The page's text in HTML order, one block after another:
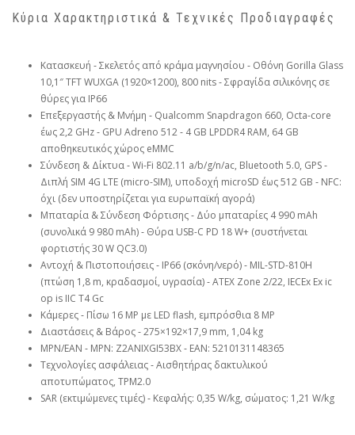
Κύρια Χαρακτηριστικά & Τεχνικές Προδιαγραφές
Κατασκευή ‑ Σκελετός από κράμα μαγνησίου ‑ Οθόνη Gorilla Glass
10,1″ TFT WUXGA (1920×1200), 800 nits ‑ Σφραγίδα σιλικόνης σε
θύρες για IP66
Επεξεργαστής & Μνήμη ‑ Qualcomm Snapdragon 660, Octa-core
έως 2,2 GHz ‑ GPU Adreno 512 ‑ 4 GB LPDDR4 RAM, 64 GB
αποθηκευτικός χώρος eMMC
Σύνδεση & Δίκτυα ‑ Wi-Fi 802.11 a/b/g/n/ac, Bluetooth 5.0, GPS ‑
Διπλή SIM 4G LTE (micro-SIM), υποδοχή microSD έως 512 GB ‑ NFC:
όχι (δεν υποστηρίζεται για ευρωπαϊκή αγορά)
Μπαταρία & Σύνδεση Φόρτισης ‑ Δύο μπαταρίες 4 990 mAh
(συνολικά 9 980 mAh) ‑ Θύρα USB-C PD 18 W+ (συστήνεται
φορτιστής 30 W QC3.0)
Αντοχή & Πιστοποιήσεις ‑ IP66 (σκόνη/νερό) ‑ MIL-STD-810H
(πτώση 1,8 m, κραδασμοί, υγρασία) ‑ ATEX Zone 2/22, IECEx Ex ic
op is IIC T4 Gc
Κάμερες ‑ Πίσω 16 MP με LED flash, εμπρόσθια 8 MP
Διαστάσεις & Βάρος ‑ 275×192×17,9 mm, 1,04 kg
MPN/EAN ‑ MPN: Z2ANIXGI53BX ‑ EAN: 5210131148365
Τεχνολογίες ασφάλειας ‑ Αισθητήρας δακτυλικού
αποτυπώματος, TPM2.0
SAR (εκτιμώμενες τιμές) ‑ Κεφαλής: 0,35 W/kg, σώματος: 1,21 W/kg